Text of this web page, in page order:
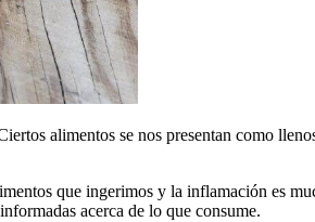
alimentos se nos presentan como
que ingerimos y la inflamación es
acerca de lo que consume.